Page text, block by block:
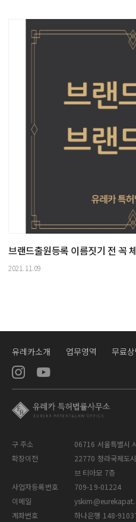
브랜드출원등록 이름짓기 전 꼭
2021.11.09
유레카소개 업무영역 무료
구 주소
06716 서울특별시
확장이전
22770 청라국제도
브 티아모 7층
사업자등록번호
709-19-01224
이메일
계좌번호
하나은행 148-